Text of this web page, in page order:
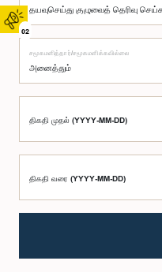
02
சமூகமளித்தார்/சமூகமளிக்கவில்லை
திகதி முதல் (YYYY-MM-DD)
திகதி வரை (YYYY-MM-DD)